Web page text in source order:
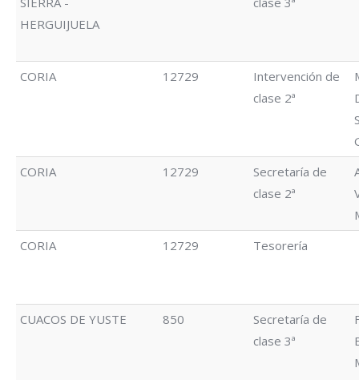
HERGUIJUELA
CORIA 12729
Intervención de
clase 2ª
CORIA
12729
Secretaría de
clase 2ª
CORIA
12729 Tesorería
CUACOS DE YUSTE 850
Secretaría de
clase 3ª